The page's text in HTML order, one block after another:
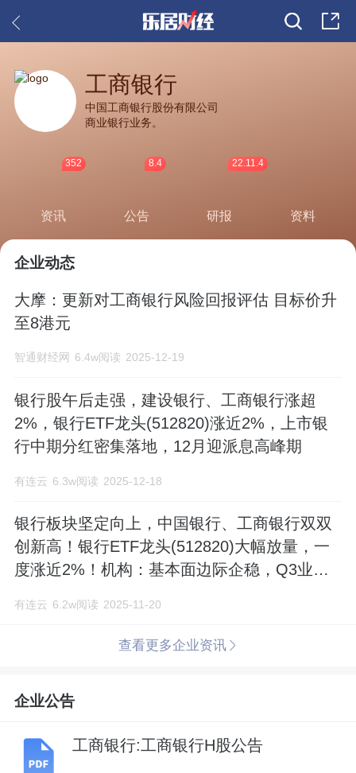
工商银行
中国工商银行股份有限公司
商业银行业务。
352
资讯
8.4
公告
22.11.4
研报 资料
企业动态
大摩：更新对工商银行风险回报评估 目标价升
至8港元
智通财经网 6.4w阅读 2025-12-19
银行股午后走强，建设银行、工商银行涨超
2%，银行ETF龙头(512820)涨近2%，上市银
行中期分红密集落地，12月迎派息高峰期
有连云 6.3w阅读 2025-12-18
银行板块坚定向上，中国银行、工商银行双双
创新高！银行ETF龙头(512820)大幅放量，一
度涨近2%！机构：基本面边际企稳，Q3业绩
有连云 6.2w阅读 2025-11-20
查看更多企业资讯
企业公告
工商银行:工商银行H股公告